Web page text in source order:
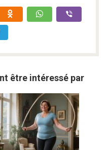
être intéressé par